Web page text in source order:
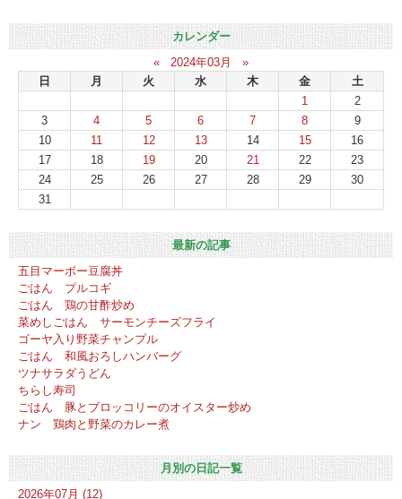
カレンダー
«
2024年03月
»
日
月 火 水 木 金
土
1
2
3
4 5 6 7 8
9
10
11 12 13 14 15
16
17
18 19 20 21 22
23
24
25 26 27 28 29
30
31
最新の記事
五目マーボー豆腐丼
ごはん プルコギ
ごはん 鶏の甘酢炒め
菜めしごはん サーモンチーズフライ
ゴーヤ入り野菜チャンプル
ごはん 和風おろしハンバーグ
ツナサラダうどん
ちらし寿司
ごはん 豚とブロッコリーのオイスター炒め
ナン 鶏肉と野菜のカレー煮
月別の日記一覧
2026年07月 (12)